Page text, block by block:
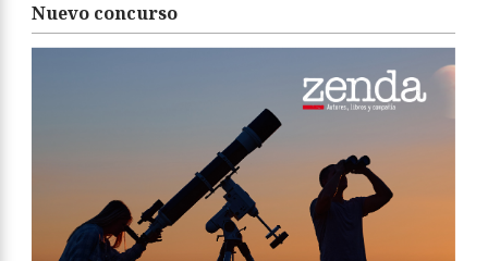
Nuevo concurso